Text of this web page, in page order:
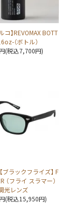
コ】REVOMAX BOTT
（ボトル）
(税込7,700円)
ブラックフライズ】 F
（フライ スラマー）
光レンズ
(税込15,950円)